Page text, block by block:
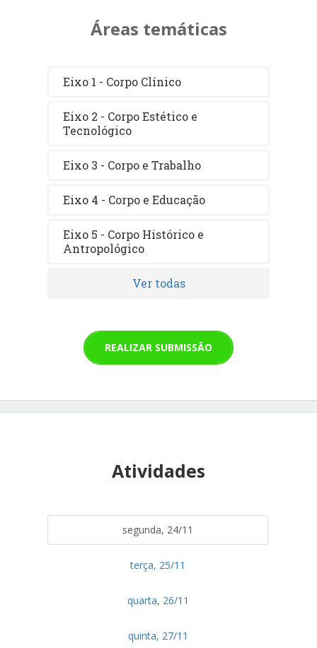
Áreas temáticas
Eixo 1 - Corpo Clínico
Eixo 2 - Corpo Estético e
Tecnológico
Eixo 3 - Corpo e Trabalho
Eixo 4 - Corpo e Educação
Eixo 5 - Corpo Histórico e
Antropológico
Ver todas
REALIZAR SUBMISSÃO
Atividades
segunda, 24/11
terça, 25/11
quarta, 26/11
quinta, 27/11